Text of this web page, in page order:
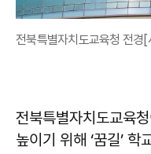
전북특별자치도교육청 전경
전북특별자치도교육
높이기 위해 ‘꿈길’